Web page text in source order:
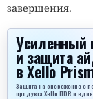
завершения.
Усиленный
и защита
в Xello
Защита на опережение с
продукта Xello ITDR и